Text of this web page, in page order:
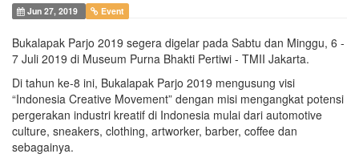
Jun 27, 2019 Event
Bukalapak Parjo 2019 segera digelar pada Sabtu dan Minggu, 6 -
7 Juli 2019 di Museum Purna Bhakti Pertiwi - TMII Jakarta.
Di tahun ke-8 ini, Bukalapak Parjo 2019 mengusung visi
“Indonesia Creative Movement” dengan misi mengangkat potensi
pergerakan industri kreatif di Indonesia mulai dari automotive
culture, sneakers, clothing, artworker, barber, coffee dan
sebagainya.